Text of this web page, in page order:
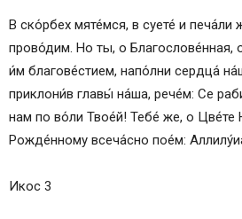
«Неувядаемый Цвет» молитва о
Чудотворная икона
Где находятся списки
Дни почитания образа
Как молится перед образом
Акафист Божией Матери, перед Ея
В ско́р­бех мяте́мся, в суете́ и пе­ча́­ли
прово́дим. Но ты, о
и́м благове́стием, напо́лни серд­ца́
приклони́в главы́ на́­ша, рече́м: Се
нам по во́ли Тво­е́й! Те­бе́ же, о Цве́­те
Рожде́нному всеча́сно по­е́м:
Икос 3